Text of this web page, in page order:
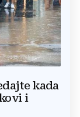
kada
i